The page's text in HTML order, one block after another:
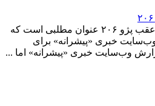
یشرانه – تعویض لامپ چراغ عقب پژو ۲۰۶ عنوان مطلبی است که
خبری «پیشرانه» برای
وب‌سایت خبری «پیشرانه» اما ...